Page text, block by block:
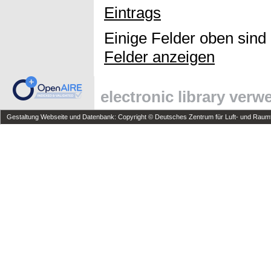
Eintrags
Einige Felder oben
Felder anzeigen
electronic library
Gestaltung Webseite und Datenbank: Copyright © Deutsches Zentrum für Luft- und